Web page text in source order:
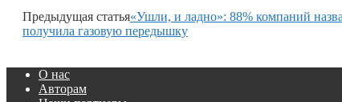
Предыдущая статья«Ушли, и ладно»: 88% компаний
получила газовую передышку
О нас
Авторам